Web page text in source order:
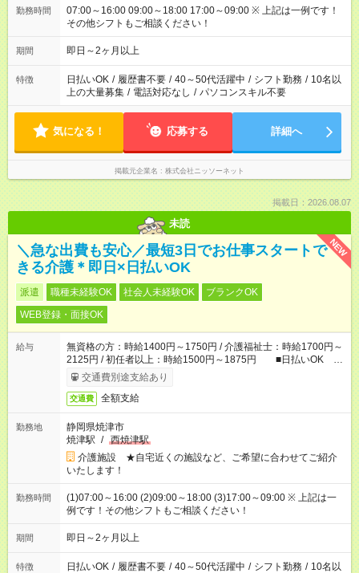
勤務時間
07:00～16:00 09:00～18:00 17:00～09:00 ※ 上記は一例です！
その他シフトもご相談ください！
期間 即日～2ヶ月以上
特徴 日払いOK / 履歴書不要 / 40～50代活躍中 / シフト勤務 / 10名以
上の大量募集 / 電話対応なし / パソコンスキル不要
気になる！ 応募する 詳細へ
掲載元企業名 株式会社ニッソーネット
掲載日：2026.08.07
未読
NEW
＼急な出費も安心／最短3日でお仕事スタートで
きる介護＊即日×日払いOK
派遣 職種未経験OK 社会人未経験OK
ブランクOK
WEB登録・面接OK
給与
無資格の方：時給1400円～1750円 / 介護福祉士：時給1700円～
2125円 / 初任者以上：時給1500円～1875円 ■日払いOK ■
日収例：1万1200円（時給1400円×8h）
交通費別途支給あり
交通費 全額支給
勤務地
静岡県焼津市
焼津駅 / 西焼津駅
介護施設 ★自宅近くの施設など、ご希望に合わせてご紹介
いたします！
勤務時間
(1)07:00～16:00 (2)09:00～18:00 (3)17:00～09:00 ※ 上記は一
例です！その他シフトもご相談ください！
期間 即日～2ヶ月以上
特徴 日払いOK / 履歴書不要 / 40～50代活躍中 / シフト勤務 / 10名以